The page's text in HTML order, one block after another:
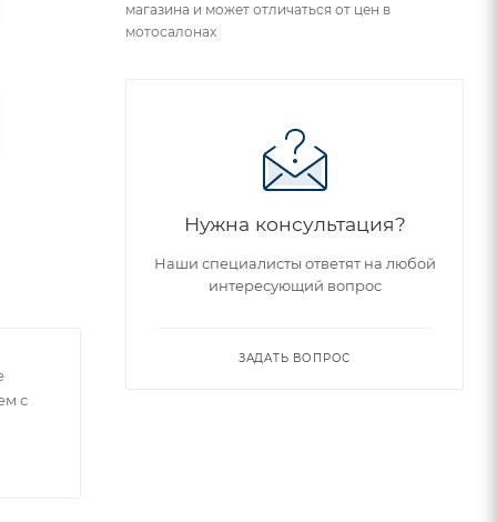
с
магазина и может отличаться от цен в
мотосалонах
Нужна консультация?
Наши специалисты ответят на любой
интересующий вопрос
ЗАДАТЬ ВОПРОС